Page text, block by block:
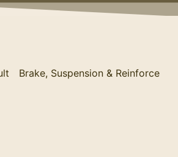
Brake, Suspension & Reinforce